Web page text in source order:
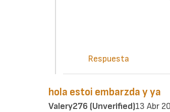
Respuesta
hola estoi embarzda y ya
Valery276 (unverified)13 Abr